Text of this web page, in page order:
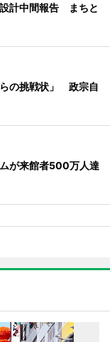
計中間報告 まちと
の挑戦状」 政宗自
が来館者500万人達